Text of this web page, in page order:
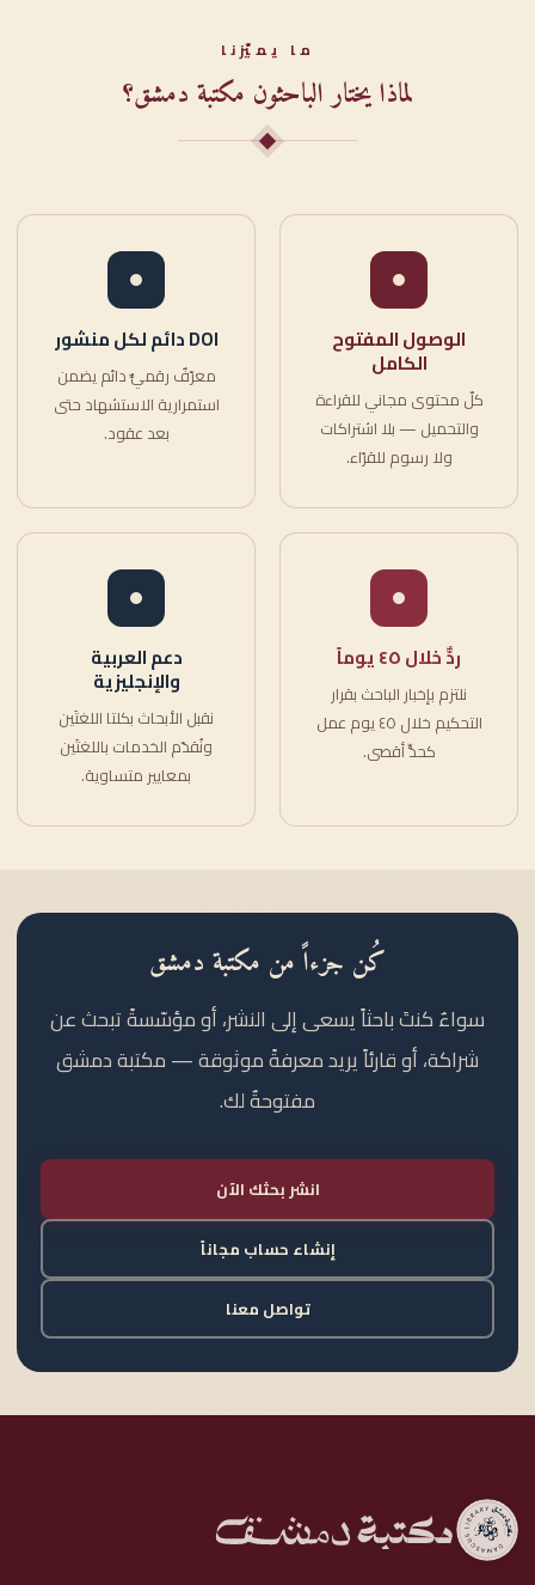
ما يميّزنا
لماذا يختار الباحثون مكتبة دمشق؟
الوصول المفتوح
الكامل
كلّ محتوى مجاني للقراءة
والتحميل — بلا اشتراكات
ولا رسوم للقرّاء.
DOI دائم لكل منشور
معرّفٌ رقميٌّ دائم يضمن
استمرارية الاستشهاد حتى
بعد عقود.
ردٌّ خلال ٤٥ يوماً
نلتزم بإخبار الباحث بقرار
التحكيم خلال ٤٥ يوم عمل
كحدٍّ أقصى.
دعم العربية
والإنجليزية
نقبل الأبحاث بكلتا اللغتَين
ونُقدّم الخدمات باللغتَين
بمعايير متساوية.
كُن جزءاً من مكتبة دمشق
سواءٌ كنتَ باحثاً يسعى إلى النشر، أو مؤسّسةً تبحث عن
شراكة، أو قارئاً يريد معرفةً موثوقة — مكتبة دمشق
مفتوحةٌ لك.
انشر بحثك الآن
إنشاء حساب مجاناً
تواصل معنا